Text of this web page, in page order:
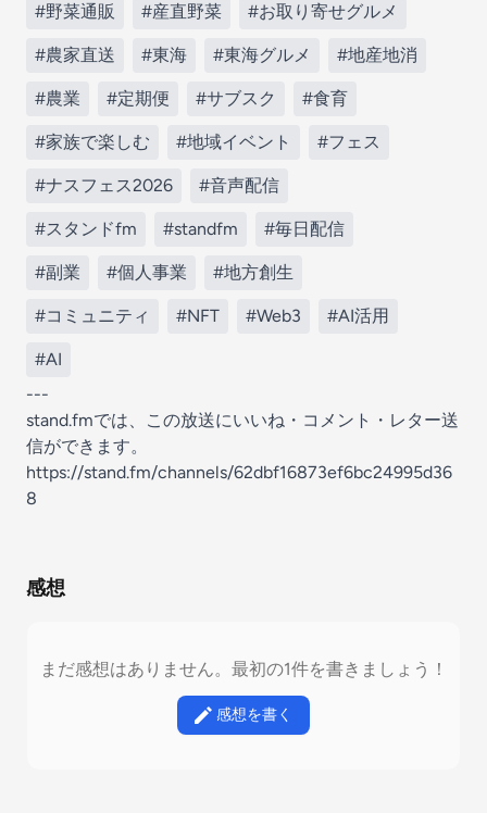
#野菜通販 #産直野菜 #お取り寄せグルメ
#農家直送 #東海 #東海グルメ #地産地消
#農業 #定期便 #サブスク #食育
#家族で楽しむ #地域イベント #フェス
#ナスフェス2026 #音声配信
#スタンドfm #standfm #毎日配信
#副業 #個人事業 #地方創生
#コミュニティ #NFT #Web3 #AI活用
#AI
---
stand.fmでは、この放送にいいね・コメント・レター送
信ができます。
https://stand.fm/channels/62dbf16873ef6bc24995d36
8
感想
まだ感想はありません。最初の1件を書きましょう！
感想を書く